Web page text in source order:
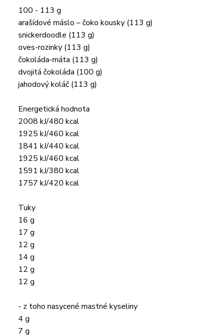
100 - 113 g
arašídové máslo – čoko kousky (113 g)
snickerdoodle (113 g)
oves-rozinky (113 g)
čokoláda-máta (113 g)
dvojitá čokoláda (100 g)
jahodový koláč (113 g)
Energetická hodnota
2008 kJ/480 kcal
1925 kJ/460 kcal
1841 kJ/440 kcal
1925 kJ/460 kcal
1591 kJ/380 kcal
1757 kJ/420 kcal
Tuky
16 g
17 g
12 g
14 g
12 g
12 g
- z toho nasycené mastné kyseliny
4 g
7 g